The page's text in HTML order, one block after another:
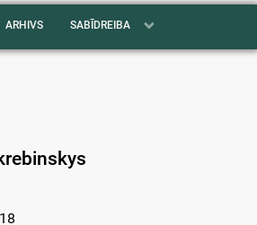
ARHIVS SABĪDREIBA